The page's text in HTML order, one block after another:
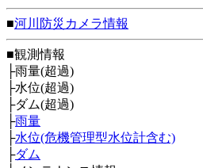
■河川防災カメラ情報
■観測情報
├雨量(超過)
├水位(超過)
├ダム(超過)
├雨量
├水位(危機管理型水位計含む)
├ダム